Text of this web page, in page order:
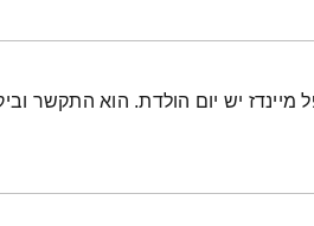
יש יום הולדת. הוא התקשר